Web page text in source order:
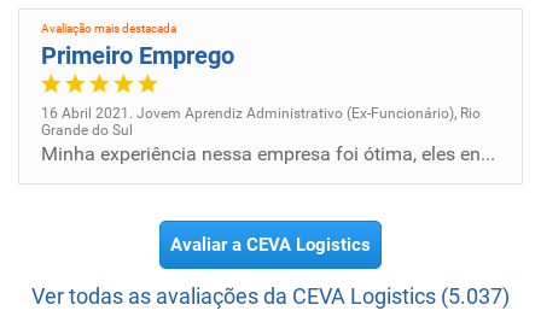
Avaliação mais destacada
Primeiro Emprego
16 Abril 2021. Jovem Aprendiz Administrativo (Ex-Funcionário), Rio
Grande do Sul
Minha experiência nessa empresa foi ótima, eles encorajam os funcionários e dão oportunidades para quem está iniciando n...
Avaliar a CEVA Logistics
Ver todas as avaliações da CEVA Logistics (5.037)